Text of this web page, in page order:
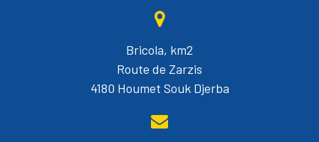
Bricola, km2
Route de Zarzis
4180 Houmet Souk Djerba